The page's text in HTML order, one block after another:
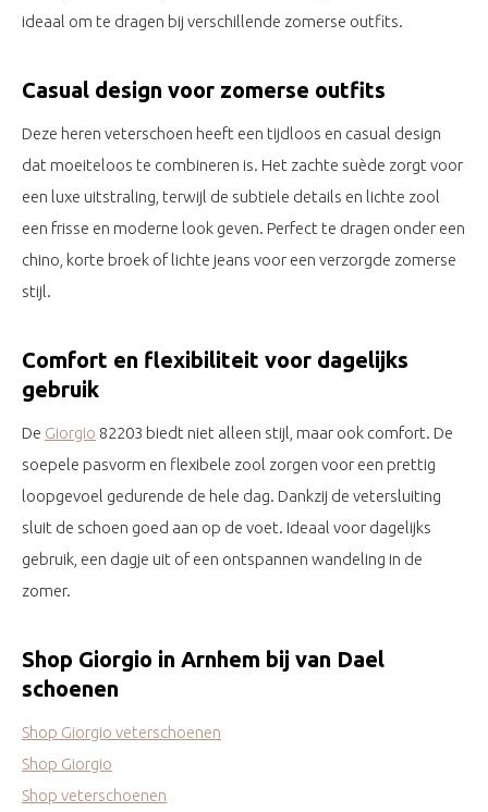
ideaal om te dragen bij verschillende zomerse outfits.
Casual design voor zomerse outfits
Deze heren veterschoen heeft een tijdloos en casual design
dat moeiteloos te combineren is. Het zachte suède zorgt voor
een luxe uitstraling, terwijl de subtiele details en lichte zool
een frisse en moderne look geven. Perfect te dragen onder een
chino, korte broek of lichte jeans voor een verzorgde zomerse
stijl.
Comfort en flexibiliteit voor dagelijks
gebruik
De Giorgio 82203 biedt niet alleen stijl, maar ook comfort. De
soepele pasvorm en flexibele zool zorgen voor een prettig
loopgevoel gedurende de hele dag. Dankzij de vetersluiting
sluit de schoen goed aan op de voet. Ideaal voor dagelijks
gebruik, een dagje uit of een ontspannen wandeling in de
zomer.
Shop Giorgio in Arnhem bij van Dael
schoenen
Shop Giorgio veterschoenen
Shop Giorgio
Shop veterschoenen